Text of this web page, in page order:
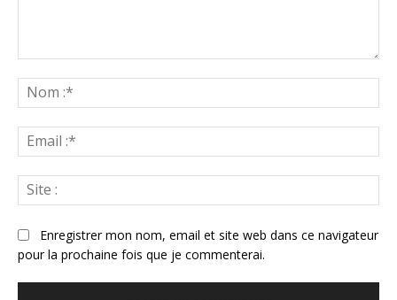
:*
:*
:
Enregistrer mon nom, email et site web dans ce navigateur
pour la prochaine fois que je commenterai.